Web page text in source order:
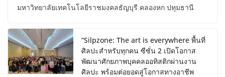
มหาวิทยาลัยเทคโนโลยีราชมงคลธัญบุรี คลองหก ปทุมธานี
“Silpzone: The art is everywhere พื้นที่
ศิลปะสำหรับทุกคน ซีซั่น 2 เปิดโอกาส
พัฒนาศักยภาพบุคคลออทิสติกผ่านงาน
ศิลปะ พร้อมต่อยอดสู่โอกาสทางอาชีพ